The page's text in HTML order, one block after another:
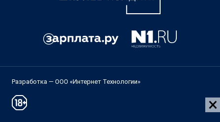
Разработка — ООО «Интернет Технологии»